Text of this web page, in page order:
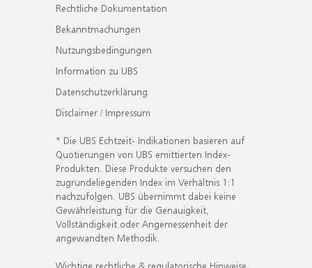
Rechtliche Dokumentation
Bekanntmachungen
Nutzungsbedingungen
Information zu UBS
Datenschutzerklärung
Disclaimer / Impressum
* Die UBS Echtzeit- Indikationen basieren auf
Quotierungen von UBS emittierten Index-
Produkten. Diese Produkte versuchen den
zugrundeliegenden Index im Verhältnis 1:1
nachzufolgen. UBS übernimmt dabei keine
Gewährleistung für die Genauigkeit,
Vollständigkeit oder Angemessenheit der
angewandten Methodik.